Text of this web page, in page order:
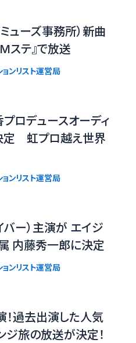
ューズ事務所）新曲
ステ』で放送
ョンリスト運営局
ロデュースオーディ
定 虹プロ越え世界
ョンリスト運営局
バー）主演が エイジ
内藤秀一郎に決定
ョンリスト運営局
過去出演した人気
ジ旅の放送が決定！